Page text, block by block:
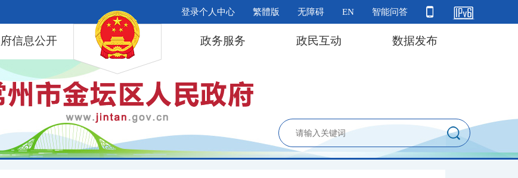
登录个人中心 繁體版 无障碍 EN 智能问答
信息公开 政务服务 政民互动 数据发布